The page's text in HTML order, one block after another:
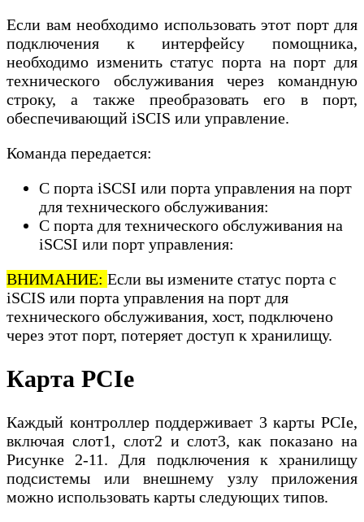
Если вам необходимо использовать этот порт для
подключения к интерфейсу помощника,
необходимо изменить статус порта на порт для
технического обслуживания через командную
строку, а также преобразовать его в порт,
обеспечивающий iSCIS или управление.
Команда передается:
С порта iSCSI или порта управления на порт
для технического обслуживания:
С порта для технического обслуживания на
iSCSI или порт управления:
ВНИМАНИЕ: Если вы измените статус порта с
iSCIS или порта управления на порт для
технического обслуживания, хост, подключено
через этот порт, потеряет доступ к хранилищу.
Карта PCIe
Каждый контроллер поддерживает 3 карты PCIe,
включая слот1, слот2 и слот3, как показано на
Рисунке 2-11. Для подключения к хранилищу
подсистемы или внешнему узлу приложения
можно использовать карты следующих типов.